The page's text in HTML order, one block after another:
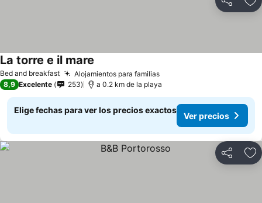
Compartir
Bed and breakfast Alojamientos para familiasVer precios
La torre e il mare
8,9 Excelente 253 a 0.2 km de la playa
Elige fechas para ver los precios exactos
Ver precios
Compartir